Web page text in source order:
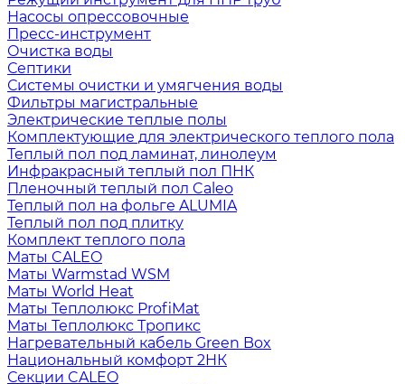
Насосы опрессовочные
Пресс-инструмент
Очистка воды
Септики
Системы очистки и умягчения воды
Фильтры магистральные
Электрические теплые полы
Комплектующие для электрического теплого пола
Теплый пол под ламинат, линолеум
Инфракрасный теплый пол ПНК
Пленочный теплый пол Caleo
Теплый пол на фольге ALUMIA
Теплый пол под плитку
Комплект теплого пола
Маты CALEO
Маты Warmstad WSM
Маты World Heat
Маты Теплолюкс ProfiMat
Маты Теплолюкс Тропикс
Нагревательный кабель Green Box
Национальный комфорт 2НК
Секции CALEO